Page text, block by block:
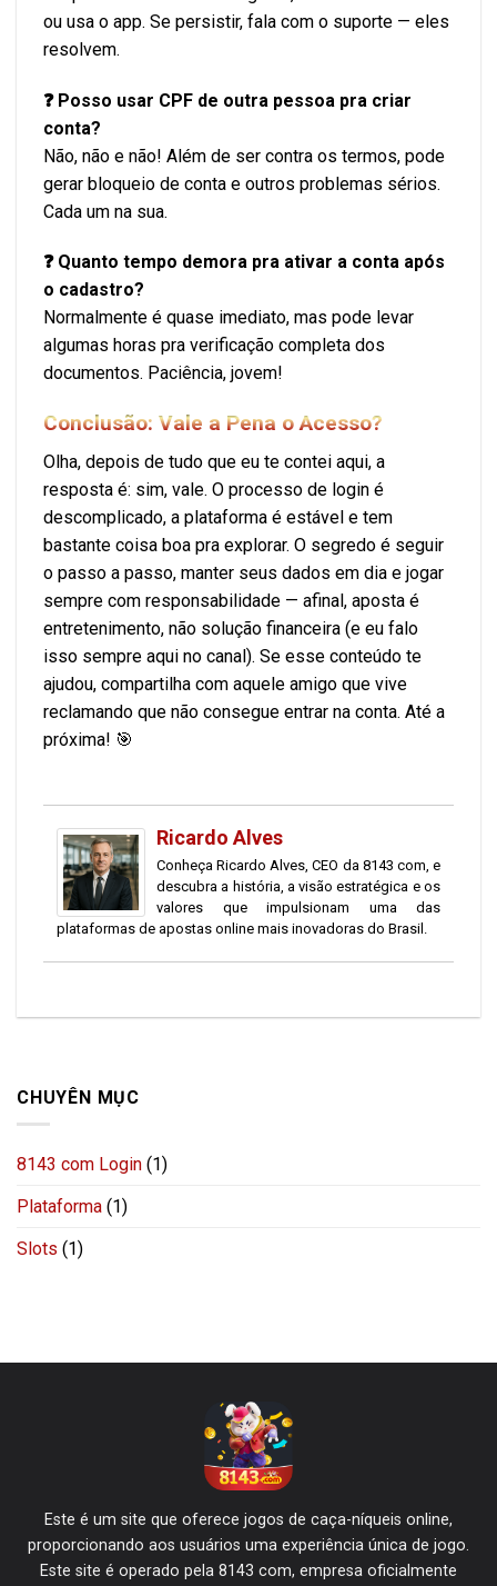
ou usa o app. Se persistir, fala com o suporte — eles
resolvem.
❓ Posso usar CPF de outra pessoa pra criar
conta?
Não, não e não! Além de ser contra os termos, pode
gerar bloqueio de conta e outros problemas sérios.
Cada um na sua.
❓ Quanto tempo demora pra ativar a conta após
o cadastro?
Normalmente é quase imediato, mas pode levar
algumas horas pra verificação completa dos
documentos. Paciência, jovem!
Conclusão: Vale a Pena o Acesso?
Olha, depois de tudo que eu te contei aqui, a
resposta é: sim, vale. O processo de login é
descomplicado, a plataforma é estável e tem
bastante coisa boa pra explorar. O segredo é seguir
o passo a passo, manter seus dados em dia e jogar
sempre com responsabilidade — afinal, aposta é
entretenimento, não solução financeira (e eu falo
isso sempre aqui no canal). Se esse conteúdo te
ajudou, compartilha com aquele amigo que vive
reclamando que não consegue entrar na conta. Até a
próxima! 🎯
Ricardo Alves
Conheça Ricardo Alves, CEO da 8143 com, e
descubra a história, a visão estratégica e os
valores que impulsionam uma das
plataformas de apostas online mais inovadoras do Brasil.
CHUYÊN MỤC
8143 com Login (1)
Plataforma (1)
Slots (1)
Este é um site que oferece jogos de caça-níqueis online,
proporcionando aos usuários uma experiência única de jogo.
Este site é operado pela 8143 com, empresa oficialmente